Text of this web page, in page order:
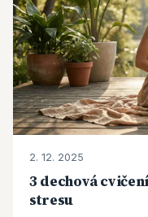
2. 12. 2025
3 dechová
stresu